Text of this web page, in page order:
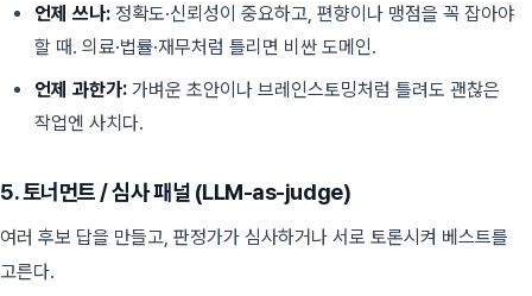
언제 쓰나:정확도·신뢰성이 중요하고, 편향이나 맹점을 꼭 잡아야
할 때. 의료·법률·재무처럼 틀리면 비싼 도메인.
언제 과한가:가벼운 초안이나 브레인스토밍처럼 틀려도 괜찮은
작업엔 사치다.
5. 토너먼트 / 심사 패널 (LLM-as-judge)
여러 후보 답을 만들고, 판정가가 심사하거나 서로 토론시켜 베스트를
고른다.